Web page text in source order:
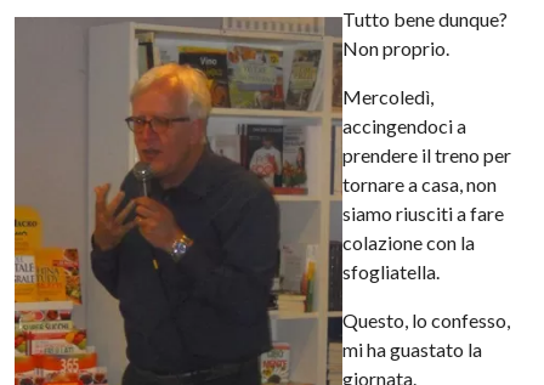
Tutto bene dunque?
Non proprio.
Mercoledì,
accingendoci a
prendere il treno per
tornare a casa, non
siamo riusciti a fare
colazione con la
sfogliatella.
Questo, lo confesso,
mi ha guastato la
giornata.